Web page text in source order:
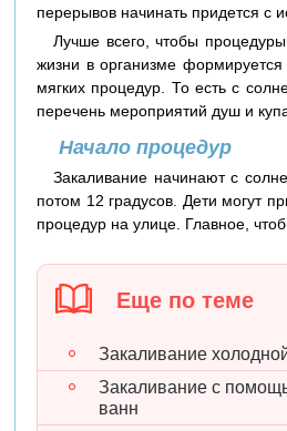
перерывов начинать придется с
Лучше всего, чтобы
жизни в организме
мягких процедур. То есть с
перечень мероприятий душ и
Начало процедур
Закаливание начинают с
потом 12 градусов. Дети могут
процедур на улице. Главное,
Еще по теме
Закаливание
Закаливание с
ванн